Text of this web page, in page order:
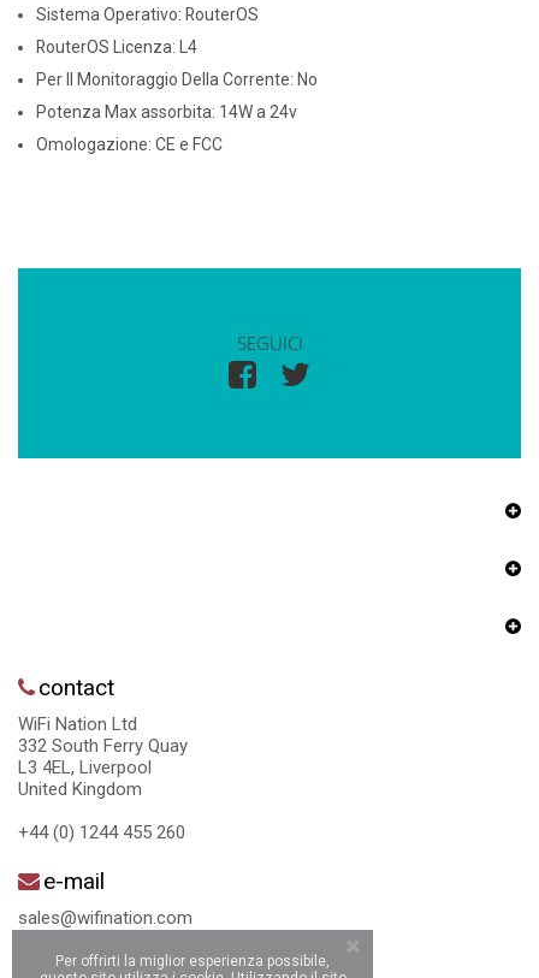
Sistema Operativo: RouterOS
RouterOS Licenza: L4
Per Il Monitoraggio Della Corrente: No
Potenza Max assorbita: 14W a 24v
Omologazione: CE e FCC
SEGUICI
contact
WiFi Nation Ltd
332 South Ferry Quay
L3 4EL, Liverpool
United Kingdom
+44 (0) 1244 455 260
e-mail
sales@wifination.com
Per offrirti la miglior esperienza possibile,